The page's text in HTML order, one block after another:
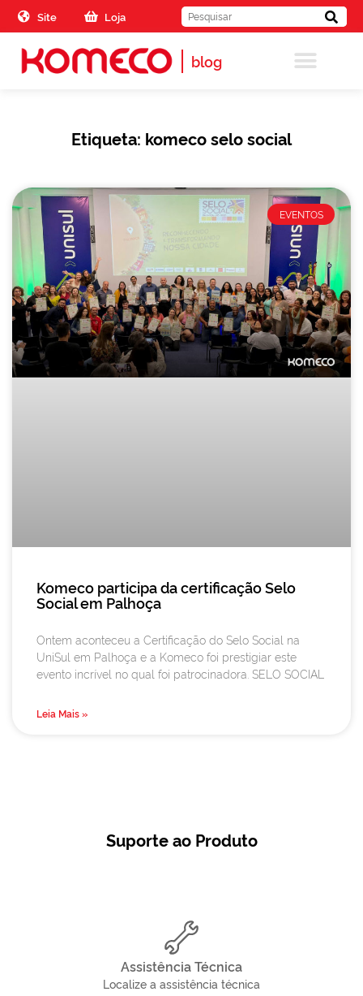
Skip to the content
Site Loja
blog
Etiqueta: komeco selo social
EVENTOS
Komeco participa da certificação Selo
Social em Palhoça
Ontem aconteceu a Certificação do Selo Social na
UniSul em Palhoça e a Komeco foi prestigiar este
evento incrível no qual foi patrocinadora. SELO SOCIAL
Leia Mais »
Suporte ao Produto
Assistência Técnica
Localize a assistência técnica